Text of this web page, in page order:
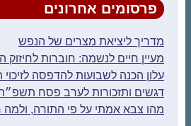
פרסומים אחרונים
מדריך ליציאת מצרים של הנפש
מעיין חיים לנשמה: חוברות לחיזוק
עלון הכנה לשבועות להדפסה לזיכוי
דגשים ותזכורות לערב פסח
מהו צבא אמתי על פי התורה, ולמה